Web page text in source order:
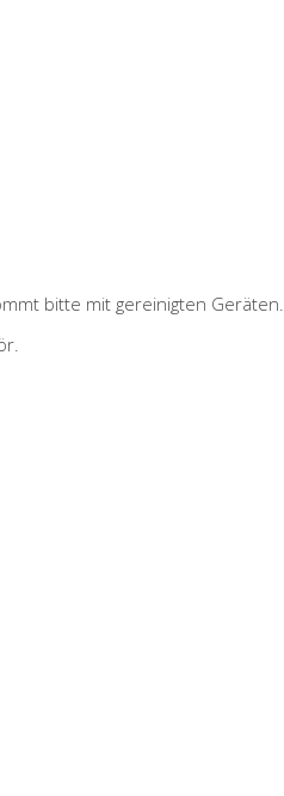
bitte mit gereinigten Geräten.